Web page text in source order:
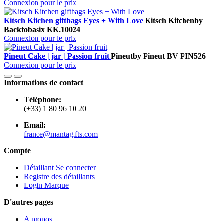
Connexion pour le prix
Kitsch Kitchen giftbags Eyes + With Love Kitsch Kitchenby
Backtobasix KK.10024
Connexion pour le prix
Pineut Cake | jar | Passion fruit Pineutby Pineut BV PIN526
Connexion pour le prix
Informations de contact
Téléphone:
(+33) 1 80 96 10 20
Email:
france@mantagifts.com
Compte
Détaillant Se connecter
Registre des détaillants
Login Marque
D'autres pages
A propos